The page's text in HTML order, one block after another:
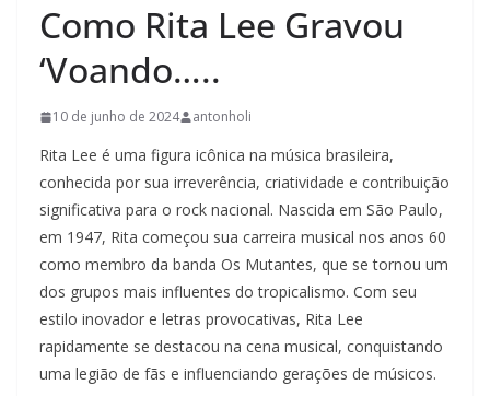
Como Rita Lee Gravou
‘Voando…..
10 de junho de 2024 antonholi
Rita Lee é uma figura icônica na música brasileira,
conhecida por sua irreverência, criatividade e contribuição
significativa para o rock nacional. Nascida em São Paulo,
em 1947, Rita começou sua carreira musical nos anos 60
como membro da banda Os Mutantes, que se tornou um
dos grupos mais influentes do tropicalismo. Com seu
estilo inovador e letras provocativas, Rita Lee
rapidamente se destacou na cena musical, conquistando
uma legião de fãs e influenciando gerações de músicos.